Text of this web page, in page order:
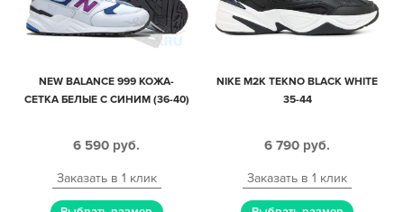
NEW BALANCE 999 КОЖА-
СЕТКА БЕЛЫЕ С СИНИМ (36-40)
6 590 руб.
Заказать в 1 клик
NIKE M2K TEKNO BLACK WHITE
35-44
6 790 руб.
Заказать в 1 клик